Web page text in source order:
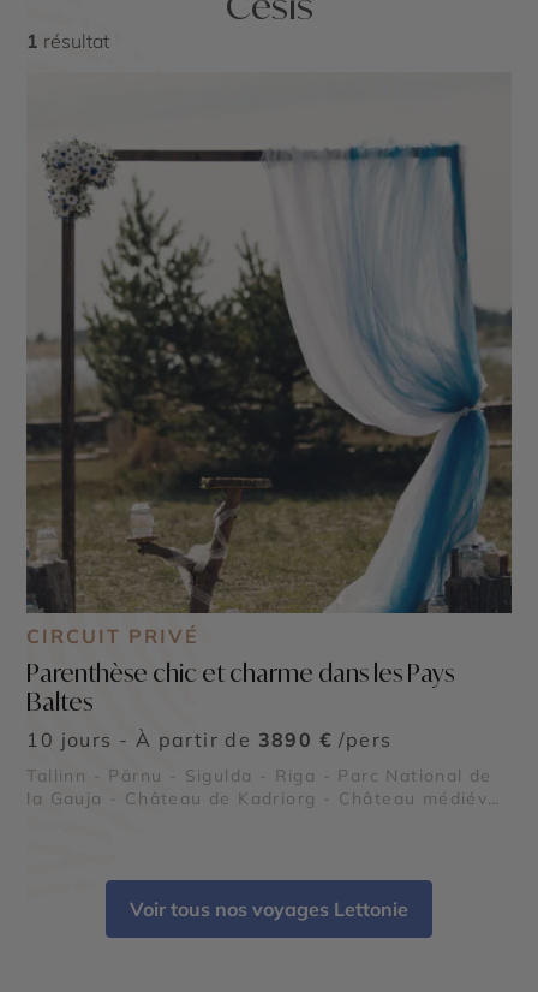
1 résultat
CIRCUIT PRIVÉ
Parenthèse chic et charme dans les Pays
Baltes
10 jours - À partir de 3890 € /pers
Tallinn - Pärnu - Sigulda - Riga - Parc National de
la Gauja - Château de Kadriorg - Château médiéval
Rundale - Druskininkai - Isthme de Courlande -
Plages de PalangaVoir tous nos voyages Lettonie